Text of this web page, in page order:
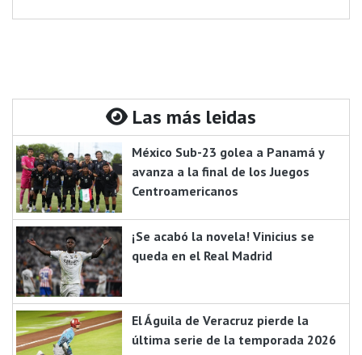
Las más leidas
México Sub-23 golea a Panamá y
avanza a la final de los Juegos
Centroamericanos
¡Se acabó la novela! Vinicius se
queda en el Real Madrid
El Águila de Veracruz pierde la
última serie de la temporada 2026